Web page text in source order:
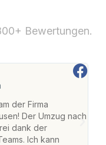
Bewertungen.
der Firma
Der Umzug nach
dank der
Ich kann